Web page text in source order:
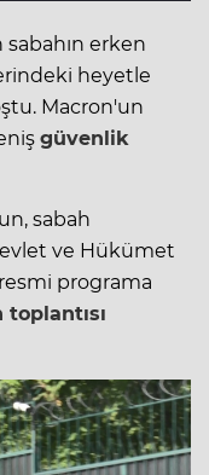
sabahın erken
heyetle
Macron'un
güvenlik
sabah
ve Hükümet
programa
toplantısı